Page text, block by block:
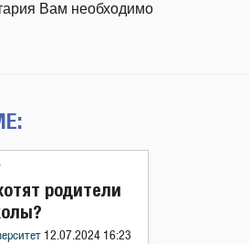
Вам необходимо
родители
12.07.2024 16:23